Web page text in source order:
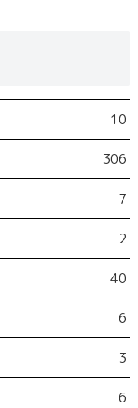
10
306
7
2
40
6
3
6